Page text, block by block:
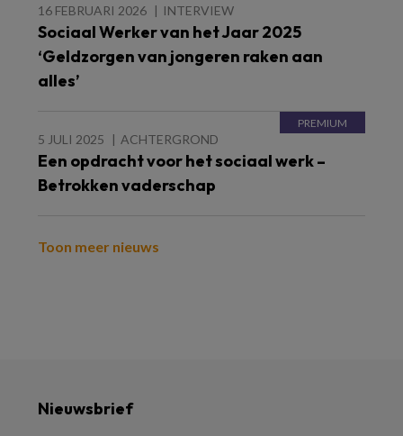
16 FEBRUARI 2026 INTERVIEW
Sociaal Werker van het Jaar 2025
‘Geldzorgen van jongeren raken aan
alles’
5 JULI 2025 ACHTERGROND
Een opdracht voor het sociaal werk –
Betrokken vaderschap
Toon meer nieuws
Nieuwsbrief